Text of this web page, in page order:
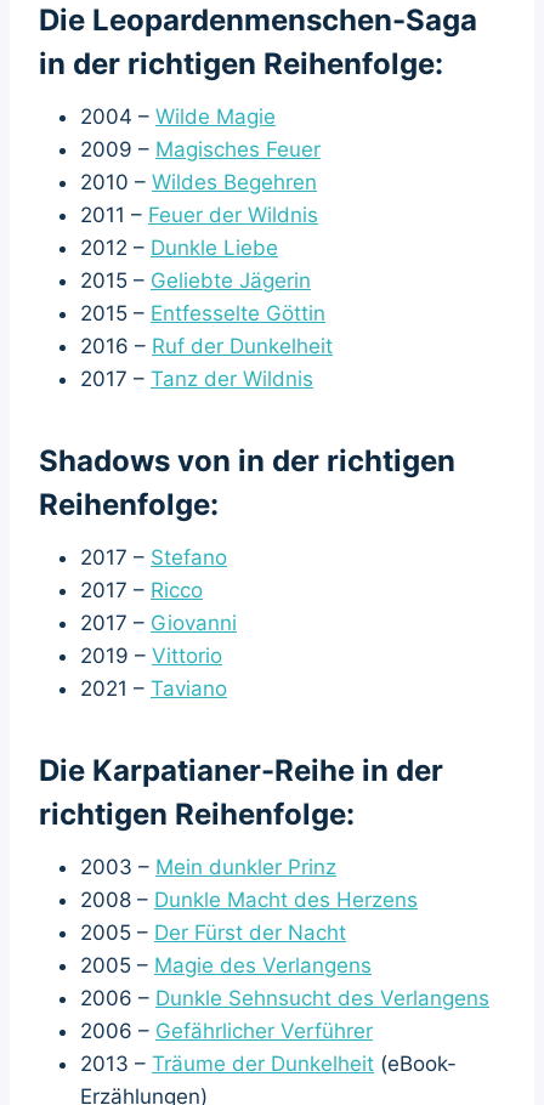
Die Leopardenmenschen-Saga
in der richtigen Reihenfolge:
2004 – Wilde Magie
2009 – Magisches Feuer
2010 – Wildes Begehren
2011 – Feuer der Wildnis
2012 – Dunkle Liebe
2015 – Geliebte Jägerin
2015 – Entfesselte Göttin
2016 – Ruf der Dunkelheit
2017 – Tanz der Wildnis
Shadows von in der richtigen
Reihenfolge:
2017 – Stefano
2017 – Ricco
2017 – Giovanni
2019 – Vittorio
2021 – Taviano
Die Karpatianer-Reihe in der
richtigen Reihenfolge:
2003 – Mein dunkler Prinz
2008 – Dunkle Macht des Herzens
2005 – Der Fürst der Nacht
2005 – Magie des Verlangens
2006 – Dunkle Sehnsucht des Verlangens
2006 – Gefährlicher Verführer
2013 – Träume der Dunkelheit (eBook-
Erzählungen)